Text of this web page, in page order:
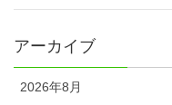
アーカイブ
2026年8月